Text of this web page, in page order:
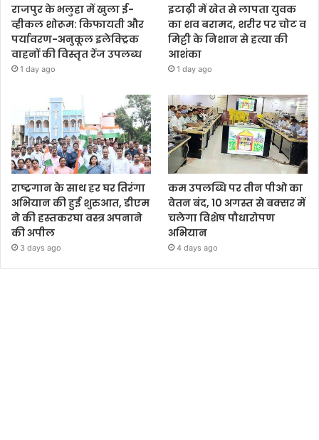
राजपुर के भलुहा में खुला ई-
व्हीकल शोरूम: किफायती और
पर्यावरण-अनुकूल इलेक्ट्रिक
वाहनों की विस्तृत रेंज उपलब्ध
1 day ago
इटाढ़ी में खेत से लापता युवक
का शव बरामद, शरीर पर चोट व
मिट्टी के निशान से हत्या की
आशंका
1 day ago
राष्ट्रगान के साथ हर घर तिरंगा
अभियान की हुई शुरुआत, डीएम
ने की हस्तकरघा वस्त्र अपनाने
की अपील
3 days ago
कम उपलब्धि पर तीन पीओ का
वेतन बंद, 10 अगस्त से बक्सर में
चलेगा विशेष पौधारोपण
अभियान
4 days ago